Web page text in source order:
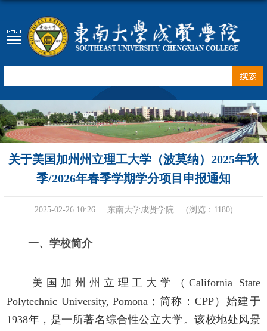
关于美国加州州立理工大学（波莫纳）2025年秋
季/2026年春季学期学分项目申报通知
2025-02-26 10:26 东南大学成贤学院 (浏览： 1180)
一、 学校简介
美国加州州立理工大学（California State
Polytechnic University, Pomona；简称：CPP）始建于
1938年，是一所著名综合性公立大学。该校地处风景